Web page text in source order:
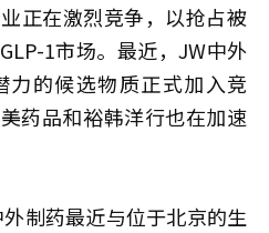
正在激烈竞争，以抢占被
1市场。最近，JW中外
力的候选物质正式加入竞
药品和裕韩洋行也在加速
制药最近与位于北京的生